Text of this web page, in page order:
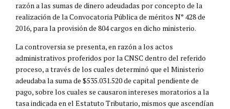
razón a las sumas de dinero adeudadas por concepto de la
realización de la Convocatoria Pública de méritos N° 428 de
2016, para la provisión de 804 cargos en dicho ministerio.
La controversia se presenta, en razón a los actos
administrativos proferidos por la CNSC dentro del referido
proceso, a través de los cuales determinó que el Ministerio
adeudaba la suma de $535.031.520 de capital pendiente de
pago, sobre los cuales se causaron intereses moratorios a la
tasa indicada en el Estatuto Tributario, mismos que ascendían